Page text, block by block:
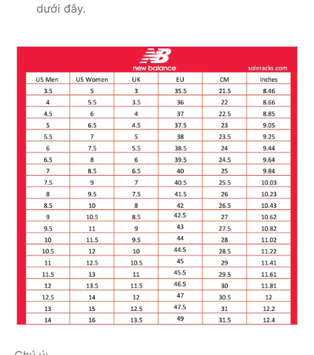
dưới đây.